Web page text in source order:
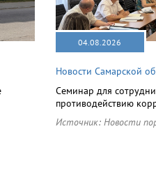
04.08.2026
Новости Самарской
Семинар для
противодействию
Источник: Новости